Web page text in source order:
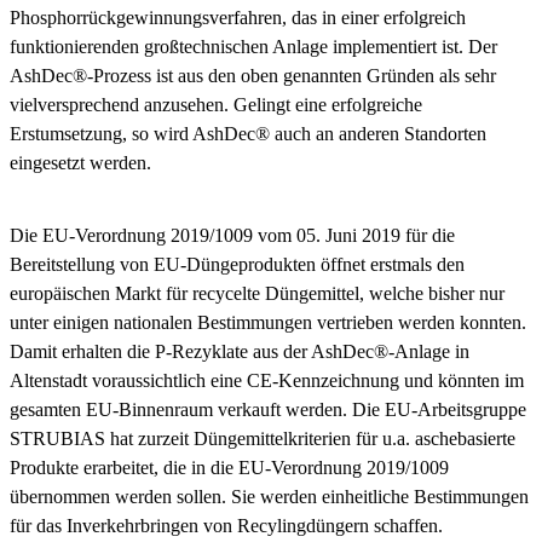
Phosphorrückgewinnungsverfahren, das in einer erfolgreich
funktionierenden großtechnischen Anlage implementiert ist. Der
AshDec®-Prozess ist aus den oben genannten Gründen als sehr
vielversprechend anzusehen. Gelingt eine erfolgreiche
Erstumsetzung, so wird AshDec® auch an anderen Standorten
eingesetzt werden.
Die EU-Verordnung 2019/1009 vom 05. Juni 2019 für die
Bereitstellung von EU-Düngeprodukten öffnet erstmals den
europäischen Markt für recycelte Düngemittel, welche bisher nur
unter einigen nationalen Bestimmungen vertrieben werden konnten.
Damit erhalten die P-Rezyklate aus der AshDec®-Anlage in
Altenstadt voraussichtlich eine CE-Kennzeichnung und könnten im
gesamten EU-Binnenraum verkauft werden. Die EU-Arbeitsgruppe
STRUBIAS hat zurzeit Düngemittelkriterien für u.a. aschebasierte
Produkte erarbeitet, die in die EU-Verordnung 2019/1009
übernommen werden sollen. Sie werden einheitliche Bestimmungen
für das Inverkehrbringen von Recylingdüngern schaffen.